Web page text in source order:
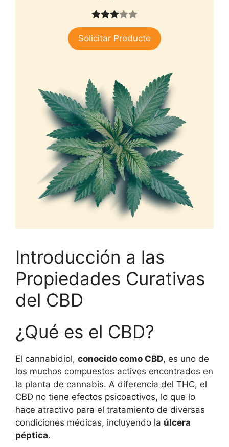
3.00
de 5
Solicitar Producto
Introducción a las
Propiedades Curativas
del CBD
¿Qué es el CBD?
El cannabidiol, conocido como CBD, es uno de
los muchos compuestos activos encontrados en
la planta de cannabis. A diferencia del THC, el
CBD no tiene efectos psicoactivos, lo que lo
hace atractivo para el tratamiento de diversas
condiciones médicas, incluyendo la úlcera
péptica.